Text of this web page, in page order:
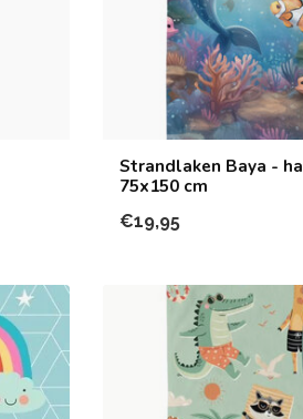
Strandlaken Baya -
75x150 cm
€19,95